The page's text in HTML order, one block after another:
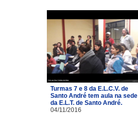
Turmas 7 e 8 da E.L.C.V. de
Santo André tem aula na sede
da E.L.T. de Santo André.
04/11/2016